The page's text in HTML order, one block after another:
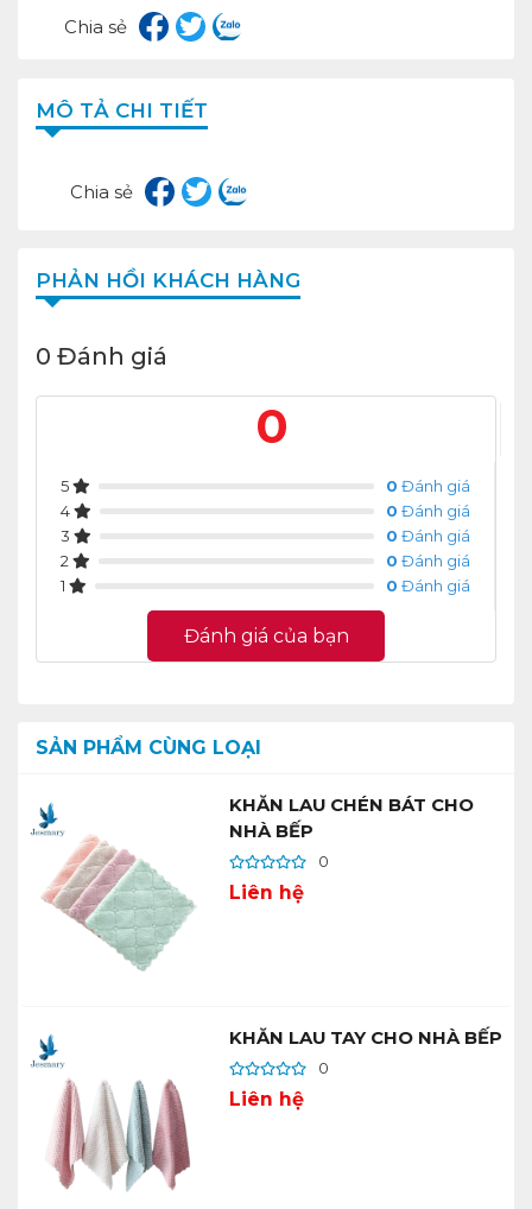
Chia sẻ
MÔ TẢ CHI TIẾT
Chia sẻ
PHẢN HỒI KHÁCH HÀNG
0 Đánh giá
0
5 0 Đánh giá
4
0 Đánh giá
3
0 Đánh giá
2
0 Đánh giá
1
0 Đánh giá
Đánh giá của bạn
SẢN PHẨM CÙNG LOẠI
KHĂN LAU CHÉN BÁT CHO
NHÀ BẾP
0
Liên hệ
KHĂN LAU TAY CHO NHÀ BẾP
0
Liên hệ